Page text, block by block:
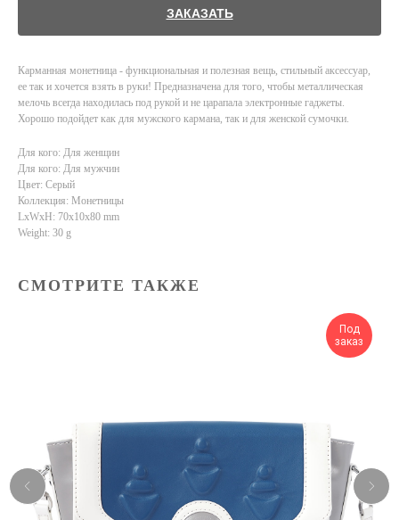
ЗАКАЗАТЬ
Карманная монетница - функциональная и полезная вещь, стильный аксессуар,
ее так и хочется взять в руки! Предназначена для того, чтобы металлическая
мелочь всегда находилась под рукой и не царапала электронные гаджеты.
Хорошо подойдет как для мужского кармана, так и для женской сумочки.
Для кого: Для женщин
Для кого: Для мужчин
Цвет: Серый
Коллекция: Монетницы
LxWxH: 70x10x80 mm
Weight: 30 g
СМОТРИТЕ ТАКЖЕ
Под
заказ